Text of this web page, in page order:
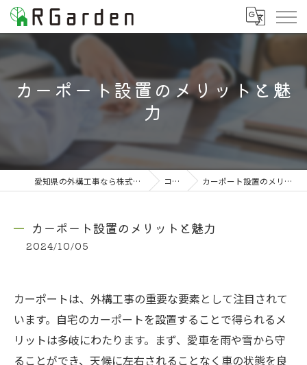
カーポート設置のメリットと魅
力
愛知県の外構工事なら株式会社RGarden コラム カーポート設置のメリットと魅力
カーポート設置のメリットと魅力
2024/10/05
カーポートは、外構工事の重要な要素として注目されて
います。自宅のカーポートを設置することで得られるメ
リットは多岐にわたります。まず、愛車を雨や雪から守
ることができ、天候に左右されることなく車の状態を良